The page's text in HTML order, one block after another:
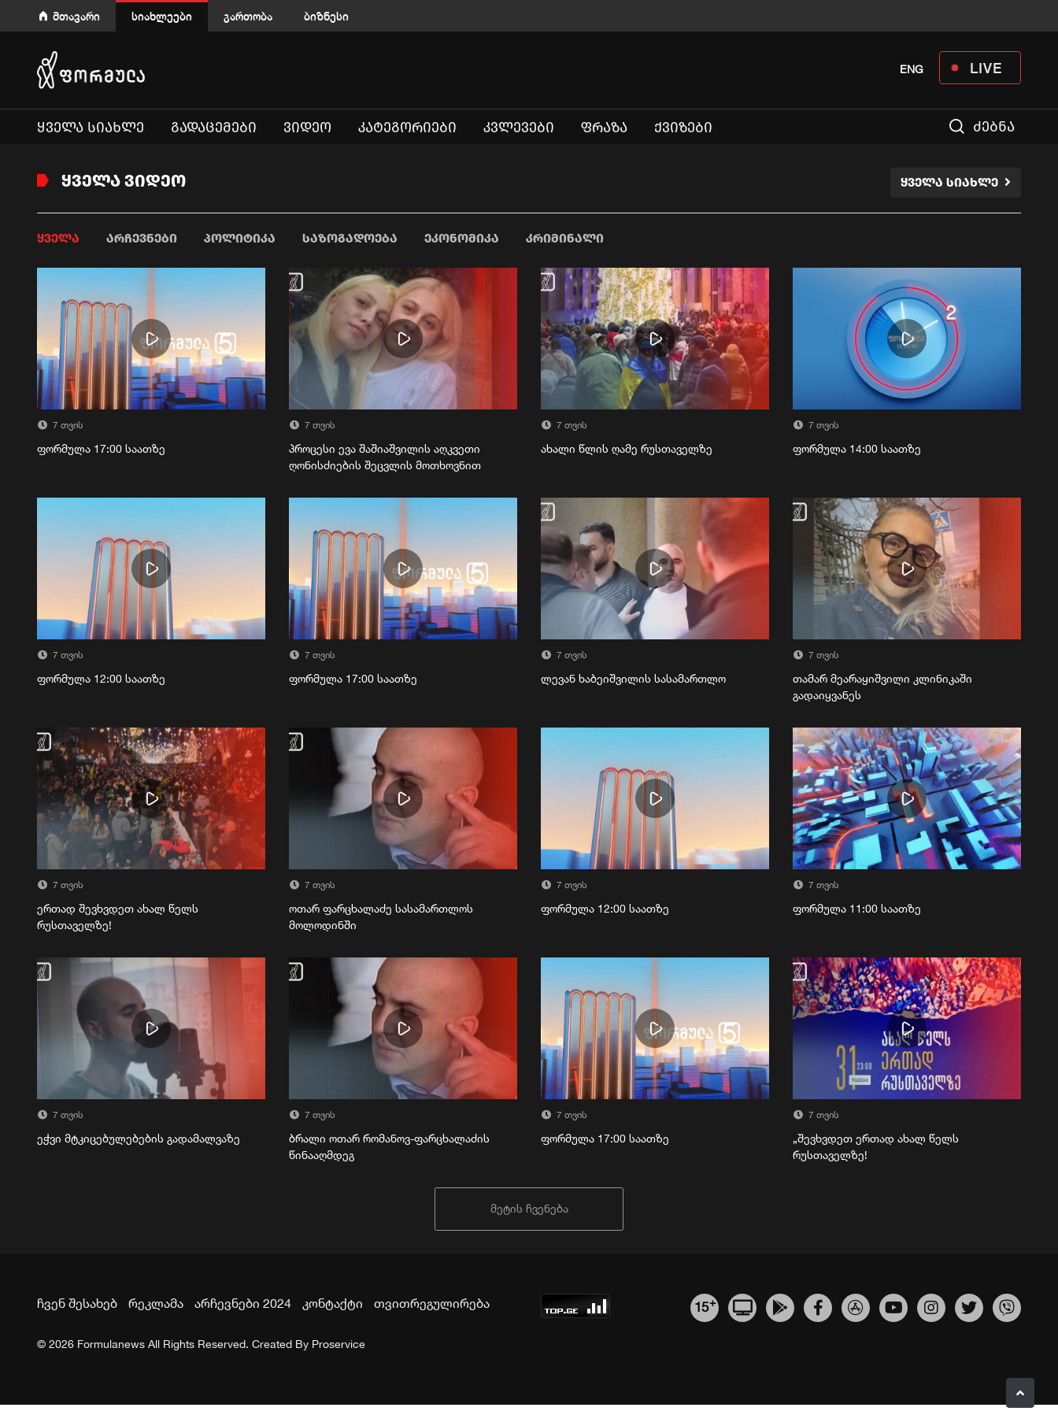
მთავარი სიახლეები გართობა ბიზნესი
LIVE
ENG
ᲧᲕᲔᲚᲐ ᲡᲘᲐᲮᲚᲔ ᲒᲐᲓᲐᲪᲔᲛᲔᲑᲘ ᲕᲘᲓᲔᲝ ᲙᲐᲢᲔᲒᲝᲠᲘᲔᲑᲘ ᲙᲕᲚᲔᲕᲔᲑᲘ ᲤᲠᲐᲖᲐ ᲥᲕᲘᲖᲔᲑᲘ ძებნა
ᲧᲕᲔᲚᲐ ᲕᲘᲓᲔᲝ ᲧᲕᲔᲚᲐ ᲡᲘᲐᲮᲚᲔ
ᲧᲕᲔᲚᲐ ᲐᲠᲩᲔᲕᲜᲔᲑᲘ ᲞᲝᲚᲘᲢᲘᲙᲐ ᲡᲐᲖᲝᲒᲐᲓᲝᲔᲑᲐ ᲔᲙᲝᲜᲝᲛᲘᲙᲐ ᲙᲠᲘᲛᲘᲜᲐᲚᲘ
7 თვის
ფორმულა 17:00 საათზე
7 თვის
პროცესი ევა შაშიაშვილის აღკვეთი
ღონისძიების შეცვლის მოთხოვნით
7 თვის
ახალი წლის ღამე რუსთაველზე
7 თვის
ფორმულა 14:00 საათზე
7 თვის
ფორმულა 12:00 საათზე
7 თვის
ფორმულა 17:00 საათზე
7 თვის
ლევან ხაბეიშვილის სასამართლო
7 თვის
თამარ მეარაყიშვილი კლინიკაში
გადაიყვანეს
7 თვის
ერთად შევხვდეთ ახალ წელს
რუსთაველზე!
7 თვის
ოთარ ფარცხალაძე სასამართლოს
მოლოდინში
7 თვის
ფორმულა 12:00 საათზე
7 თვის
ფორმულა 11:00 საათზე
7 თვის
ეჭვი მტკიცებულებების გადამალვაზე
7 თვის
ბრალი ოთარ რომანოვ-ფარცხალაძის
წინააღმდეგ
7 თვის
ფორმულა 17:00 საათზე
7 თვის
„შევხვდეთ ერთად ახალ წელს
რუსთაველზე!
მეტის ჩვენება
ჩვენ შესახებ რეკლამა არჩევნები 2024 კონტაქტი თვითრეგულირება 15+
© 2026 Formulanews All Rights Reserved. Created By Proservice